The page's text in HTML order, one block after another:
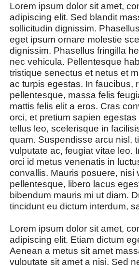
Lorem ipsum dolor sit amet,
adipiscing elit. Sed blandit
sollicitudin dignissim.
eget ipsum ornare molestie
dignissim. Phasellus fringilla
nec vehicula. Pellentesque
tristique senectus et netus et
ac turpis egestas. In faucibus,
pellentesque, massa felis
mattis felis elit a eros. Cras
orci, et pretium sapien
tellus leo, scelerisque in
quam. Suspendisse arcu nisl,
vulputate ac, feugiat vitae leo.
orci id metus venenatis in
convallis. Mauris posuere, nisi
pellentesque, libero lacus
bibendum mauris mi ut diam.
tincidunt eu dictum interdum,
Lorem ipsum dolor sit amet,
adipiscing elit. Etiam dictum
Aenean a metus sit amet
vulputate sit amet a nisi. Sed